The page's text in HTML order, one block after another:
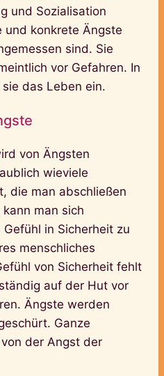
und Sozialisation
konkrete Ängste
sind. Sie
vor Gefahren. In
das Leben ein.
von Ängsten
wieviele
die man abschließen
man sich
in Sicherheit zu
menschliches
von Sicherheit fehlt
auf der Hut vor
Ängste werden
Ganze
der Angst der